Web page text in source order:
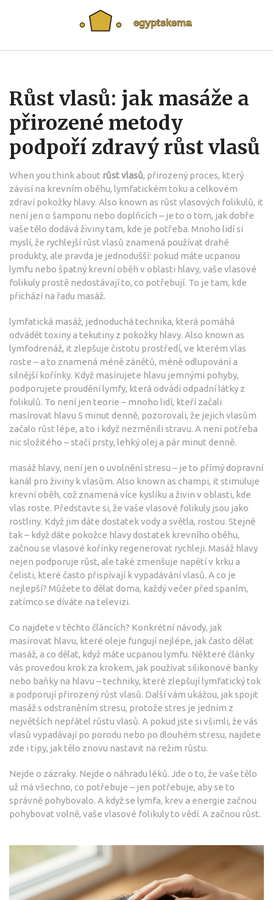
Růst vlasů: jak masáže a
přirozené metody
podpoří zdravý růst vlasů
When you think about růst vlasů, přirozený proces, který
závisí na krevním oběhu, lymfatickém toku a celkovém
zdraví pokožky hlavy. Also known as růst vlasových folikulů, it
není jen o šamponu nebo doplňcích – je to o tom, jak dobře
vaše tělo dodává živiny tam, kde je potřeba. Mnoho lidí si
myslí, že rychlejší růst vlasů znamená používat drahé
produkty, ale pravda je jednodušší: pokud máte ucpanou
lymfu nebo špatný krevní oběh v oblasti hlavy, vaše vlasové
folikuly prostě nedostávají to, co potřebují. To je tam, kde
přichází na řadu masáž.
lymfatická masáž, jednoduchá technika, která pomáhá
odvádět toxiny a tekutiny z pokožky hlavy. Also known as
lymfodrenáž, it zlepšuje čistotu prostředí, ve kterém vlas
roste – a to znamená méně zánětů, méně odlupování a
silnější kořínky. Když masírujete hlavu jemnými pohyby,
podporujete proudění lymfy, která odvádí odpadní látky z
folikulů. To není jen teorie – mnoho lidí, kteří začali
masírovat hlavu 5 minut denně, pozorovali, že jejich vlasům
začalo růst lépe, a to i když nezměnili stravu. A není potřeba
nic složitého – stačí prsty, lehký olej a pár minut denně.
masáž hlavy, není jen o uvolnění stresu – je to přímý dopravní
kanál pro živiny k vlasům. Also known as champi, it stimuluje
krevní oběh, což znamená více kyslíku a živin v oblasti, kde
vlas roste. Představte si, že vaše vlasové folikuly jsou jako
rostliny. Když jim dáte dostatek vody a světla, rostou. Stejně
tak – když dáte pokožce hlavy dostatek krevního oběhu,
začnou se vlasové kořínky regenerovat rychleji. Masáž hlavy
nejen podporuje růst, ale také zmenšuje napětí v krku a
čelisti, které často přispívají k vypadávání vlasů. A co je
nejlepší? Můžete to dělat doma, každý večer před spaním,
zatímco se díváte na televizi.
Co najdete v těchto článcích? Konkrétní návody, jak
masírovat hlavu, které oleje fungují nejlépe, jak často dělat
masáž, a co dělat, když máte ucpanou lymfu. Některé články
vás provedou krok za krokem, jak používat silikonové banky
nebo baňky na hlavu – techniky, které zlepšují lymfatický tok
a podporují přirozený růst vlasů. Další vám ukážou, jak spojit
masáž s odstraněním stresu, protože stres je jedním z
největších nepřátel růstu vlasů. A pokud jste si všimli, že vás
vlasů vypadávají po porodu nebo po dlouhém stresu, najdete
zde i tipy, jak tělo znovu nastavit na režim růstu.
Nejde o zázraky. Nejde o náhradu léků. Jde o to, že vaše tělo
už má všechno, co potřebuje – jen potřebuje, aby se to
správně pohybovalo. A když se lymfa, krev a energie začnou
pohybovat volně, vaše vlasové folikuly to vědí. A začnou růst.